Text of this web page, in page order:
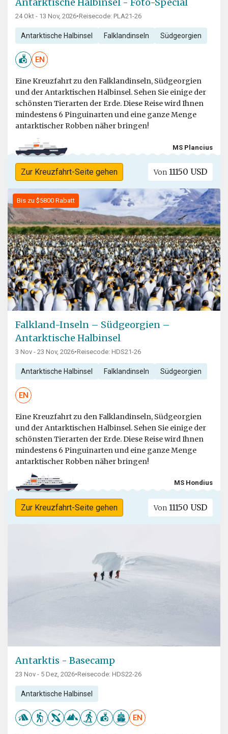
24 Okt - 13 Nov, 2026•Reisecode: PLA21-26
Antarktische Halbinsel Falklandinseln Südgeorgien
EN
Eine Kreuzfahrt zu den Falklandinseln, Südgeorgien
und der Antarktischen Halbinsel. Sehen Sie einige der
schönsten Tierarten der Erde. Diese Reise wird Ihnen
mindestens 6 Pinguinarten und eine ganze Menge
antarktischer Robben näher bringen!
MS Plancius
Zur Kreuzfahrt-Seite gehen Von 11150 USD
Bis zu $5800 Rabatt
Falkland-Inseln – Südgeorgien –
Antarktische Halbinsel
3 Nov - 23 Nov, 2026•Reisecode: HDS21-26
Antarktische Halbinsel Falklandinseln Südgeorgien
EN
Eine Kreuzfahrt zu den Falklandinseln, Südgeorgien
und der Antarktischen Halbinsel. Sehen Sie einige der
schönsten Tierarten der Erde. Diese Reise wird Ihnen
mindestens 6 Pinguinarten und eine ganze Menge
antarktischer Robben näher bringen!
MS Hondius
Zur Kreuzfahrt-Seite gehen Von 11150 USD
Antarktis - Basecamp
23 Nov - 5 Dez, 2026•Reisecode: HDS22-26
Antarktische Halbinsel
EN